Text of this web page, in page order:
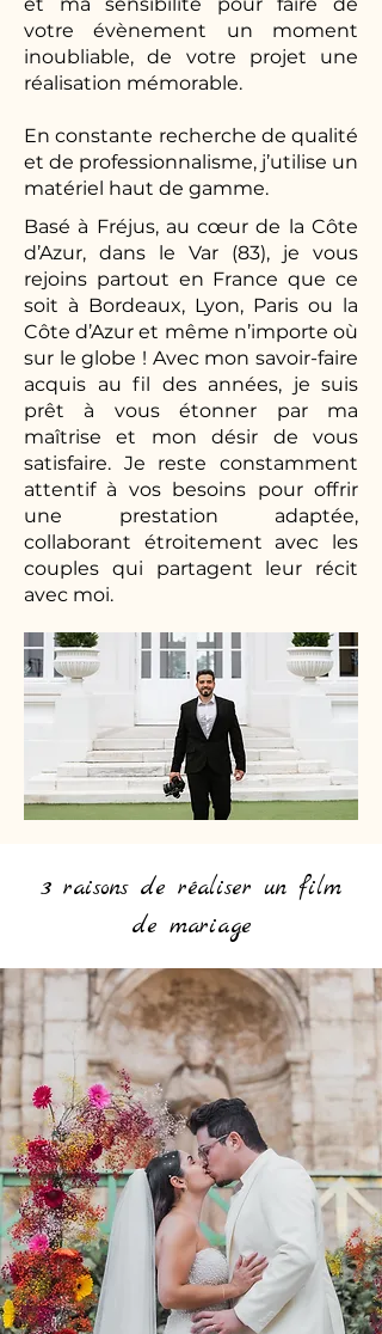
votre évènement un moment
inoubliable, de votre projet une
réalisation mémorable.
En constante recherche de qualité
et de professionnalisme, j’utilise un
matériel haut de gamme.
Basé à Fréjus, au cœur de la Côte
d’Azur, dans le Var (83), je vous
rejoins partout en France que ce
soit à Bordeaux, Lyon, Paris ou la
Côte d’Azur et même n’importe où
sur le globe ! Avec mon savoir-faire
acquis au fil des années, je suis
prêt à vous étonner par ma
maîtrise et mon désir de vous
satisfaire. Je reste constamment
attentif à vos besoins pour offrir
une prestation adaptée,
collaborant étroitement avec les
couples qui partagent leur récit
avec moi.
3 raisons de réaliser un film
de mariage